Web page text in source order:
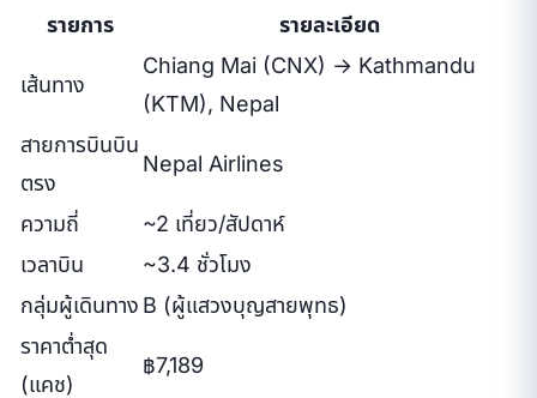
รายการ รายละเอียด
เส้นทาง
Chiang Mai (CNX) → Kathmandu
(KTM), Nepal
สายการบินบิน
ตรง
Nepal Airlines
ความถี่
~2 เที่ยว/สัปดาห์
เวลาบิน
~3.4 ชั่วโมง
กลุ่มผู้เดินทาง B (ผู้แสวงบุญสายพุทธ)
ราคาต่ำสุด
(แคช)
฿7,189